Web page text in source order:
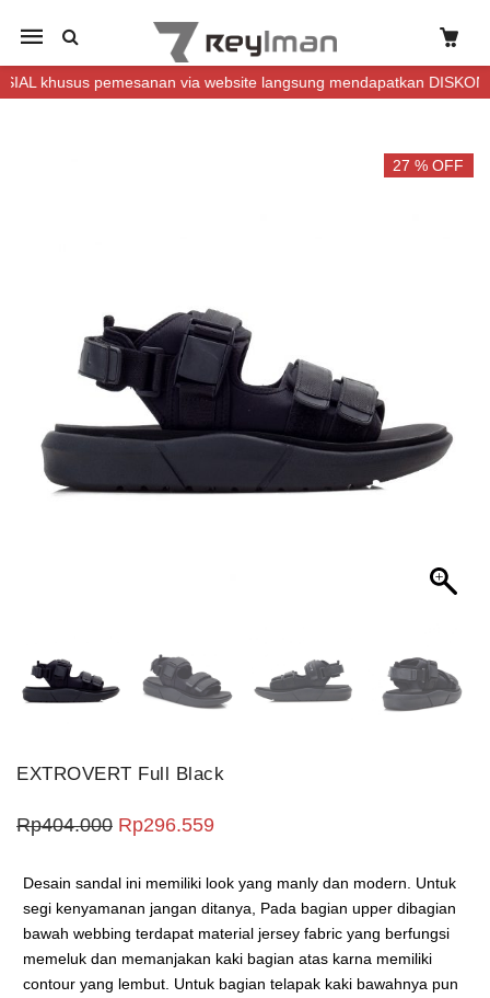
Mobile
navigation
khusus pemesanan via website langsung mendapatkan DISKON
27 % OFF
EXTROVERT Full Black
Rp404.000 Harga aslinya adalah: Rp404.000.
Rp296.559Harga saat ini adalah:
Desain sandal ini memiliki look yang manly dan modern. Untuk
segi kenyamanan jangan ditanya, Pada bagian upper dibagian
bawah webbing terdapat material jersey fabric yang berfungsi
memeluk dan memanjakan kaki bagian atas karna memiliki
contour yang lembut. Untuk bagian telapak kaki bawahnya pun